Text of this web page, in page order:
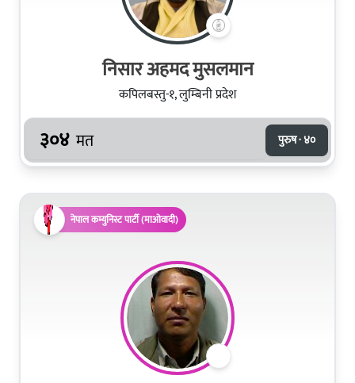
निसार अहमद मुसलमान
कपिलबस्तु-१, लुम्बिनी प्रदेश
३०४ मत पुरुष · ४०
नेपाल कम्युनिस्ट पार्टी (माओवादी)